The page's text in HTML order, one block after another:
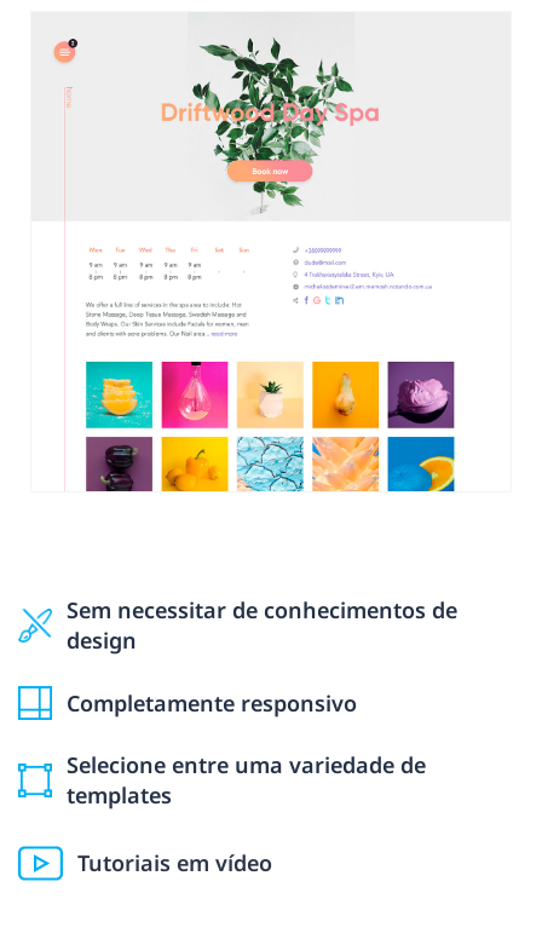
Sem necessitar de conhecimentos de
design
Completamente responsivo
Selecione entre uma variedade de
templates
Tutoriais em vídeo